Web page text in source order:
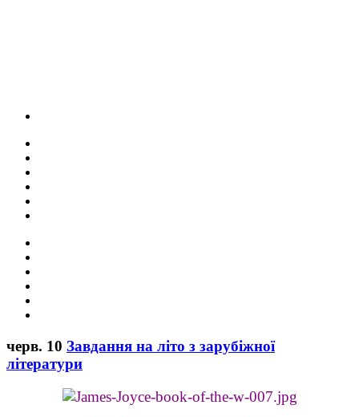
черв. 10 Завдання на літо з зарубіжної
літератури